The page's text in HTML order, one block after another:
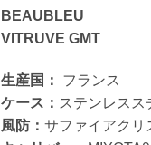
BEAUBLEU
VITRUVE GMT
生産国： フランス
ケース： ステンレスス
風防： サファイアクリ